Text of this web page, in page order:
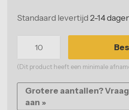
Standaard levertijd 2-14
(Dit product heeft een minimale
Grotere aantallen?
aan »
Niet zeker welke vloer?
Onze vakspecialisten helpen u graag.